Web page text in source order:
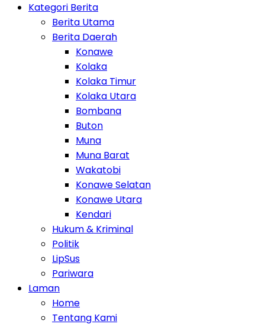
Kategori Berita
Berita Utama
Berita Daerah
Konawe
Kolaka
Kolaka Timur
Kolaka Utara
Bombana
Buton
Muna
Muna Barat
Wakatobi
Konawe Selatan
Konawe Utara
Kendari
Hukum & Kriminal
Politik
LipSus
Pariwara
Laman
Home
Tentang Kami